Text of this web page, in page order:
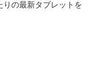
りの最新タブレットを